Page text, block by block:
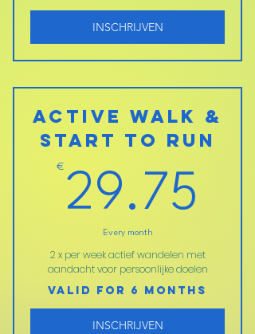
INSCHRIJVEN
Active Walk &
Start to Run
€
29.75
Every month
2 x per week actief wandelen met
aandacht voor persoonlijke doelen
Valid for 6 months
INSCHRIJVEN